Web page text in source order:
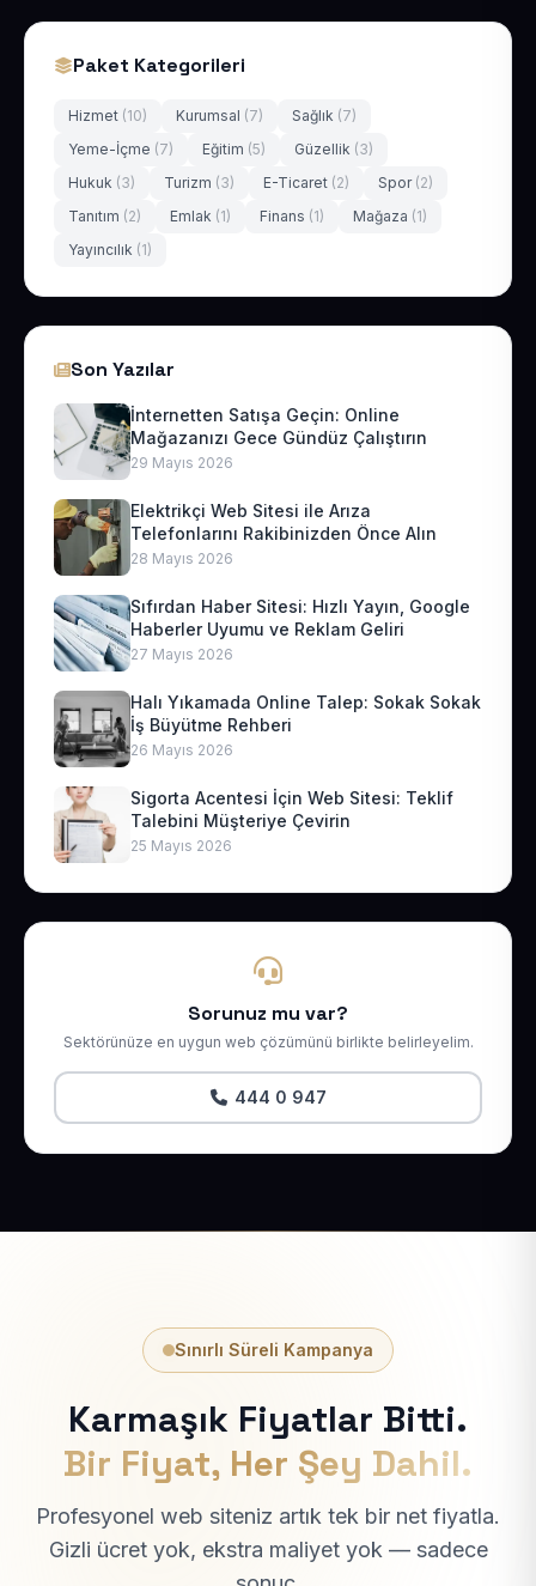
Paket Kategorileri
Hizmet (10) Kurumsal (7) Sağlık (7)
Yeme-İçme (7) Eğitim (5) Güzellik (3)
Hukuk (3) Turizm (3) E-Ticaret (2) Spor (2)
Tanıtım (2) Emlak (1) Finans (1) Mağaza (1)
Yayıncılık (1)
Son Yazılar
İnternetten Satışa Geçin: Online
Mağazanızı Gece Gündüz Çalıştırın
29 Mayıs 2026
Elektrikçi Web Sitesi ile Arıza
Telefonlarını Rakibinizden Önce Alın
28 Mayıs 2026
Sıfırdan Haber Sitesi: Hızlı Yayın, Google
Haberler Uyumu ve Reklam Geliri
27 Mayıs 2026
Halı Yıkamada Online Talep: Sokak Sokak
İş Büyütme Rehberi
26 Mayıs 2026
Sigorta Acentesi İçin Web Sitesi: Teklif
Talebini Müşteriye Çevirin
25 Mayıs 2026
Sorunuz mu var?
Sektörünüze en uygun web çözümünü birlikte belirleyelim.
444 0 947
Sınırlı Süreli Kampanya
Karmaşık Fiyatlar Bitti.
Bir Fiyat, Her Şey Dahil.
Profesyonel web siteniz artık tek bir net fiyatla.
Gizli ücret yok, ekstra maliyet yok — sadece